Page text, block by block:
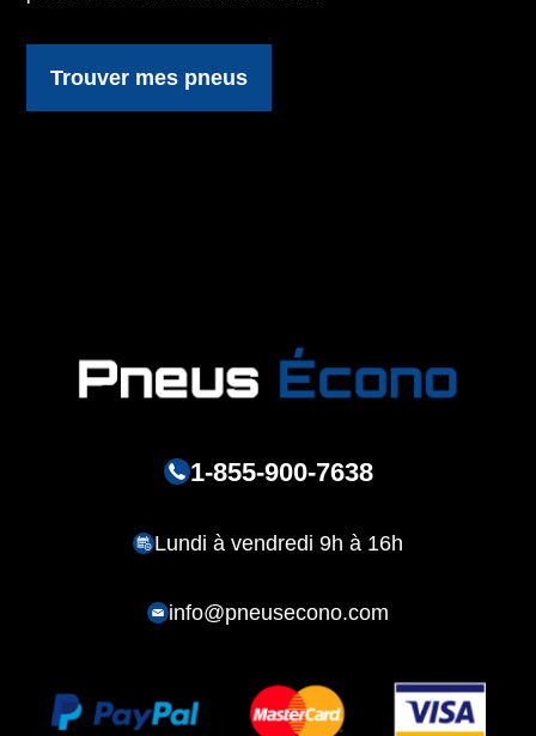
Trouver mes pneus
1-855-900-7638
Lundi à vendredi 9h à 16h
info@pneusecono.com